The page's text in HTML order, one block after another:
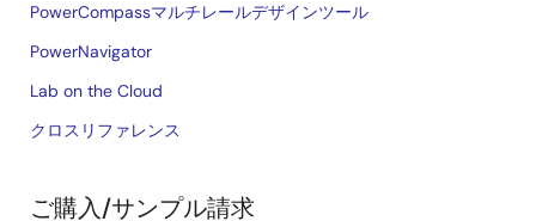
PowerCompassマルチレールデザインツール
PowerNavigator
Lab on the Cloud
クロスリファレンス
ご購入/サンプル請求